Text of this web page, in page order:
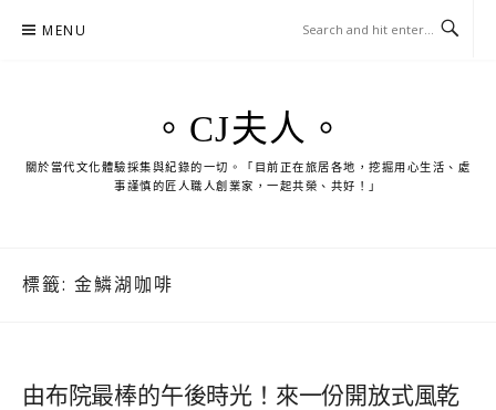
MENU
。CJ夫人。
關於當代文化體驗採集與紀錄的一切。「目前正在旅居各地，挖掘用心生活、處
事謹慎的匠人職人創業家，一起共榮、共好！」
標籤: 金鱗湖咖啡
由布院最棒的午後時光！來一份開放式風乾